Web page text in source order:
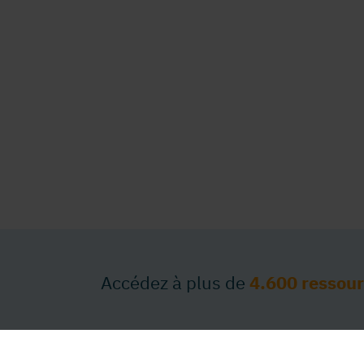
Accédez à plus de 4.600